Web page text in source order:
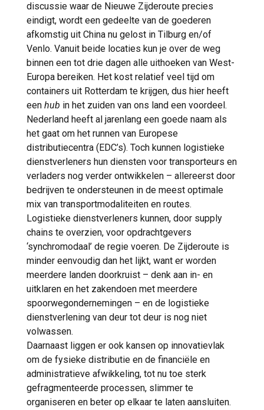
discussie waar de Nieuwe Zijderoute precies
eindigt, wordt een gedeelte van de goederen
afkomstig uit China nu gelost in Tilburg en/of
Venlo. Vanuit beide locaties kun je over de weg
binnen een tot drie dagen alle uithoeken van West-
Europa bereiken. Het kost relatief veel tijd om
containers uit Rotterdam te krijgen, dus hier heeft
een hub in het zuiden van ons land een voordeel.
Nederland heeft al jarenlang een goede naam als
het gaat om het runnen van Europese
distributiecentra (EDC’s). Toch kunnen logistieke
dienstverleners hun diensten voor transporteurs en
verladers nog verder ontwikkelen – allereerst door
bedrijven te ondersteunen in de meest optimale
mix van transportmodaliteiten en routes.
Logistieke dienstverleners kunnen, door supply
chains te overzien, voor opdrachtgevers
‘synchromodaal’ de regie voeren. De Zijderoute is
minder eenvoudig dan het lijkt, want er worden
meerdere landen doorkruist – denk aan in- en
uitklaren en het zakendoen met meerdere
spoorwegondernemingen – en de logistieke
dienstverlening van deur tot deur is nog niet
volwassen.
Daarnaast liggen er ook kansen op innovatievlak
om de fysieke distributie en de financiële en
administratieve afwikkeling, tot nu toe sterk
gefragmenteerde processen, slimmer te
organiseren en beter op elkaar te laten aansluiten.